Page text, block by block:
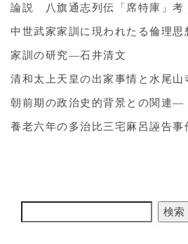
論説 八旗通志列伝「席特庫」考
中世武家家訓に現われたる倫理
家訓の研究―石井清文
清和太上天皇の出家事情と水尾
朝前期の政治史的背景との関連―
養老六年の多治比三宅麻呂誣告事
検索